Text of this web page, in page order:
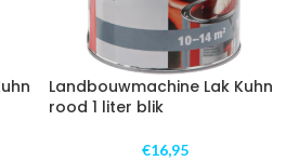
Landbouwmachine Lak Kuhn
rood 1 liter blik
€16,95